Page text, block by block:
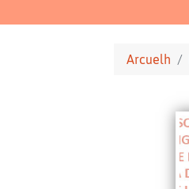
Arcuelh